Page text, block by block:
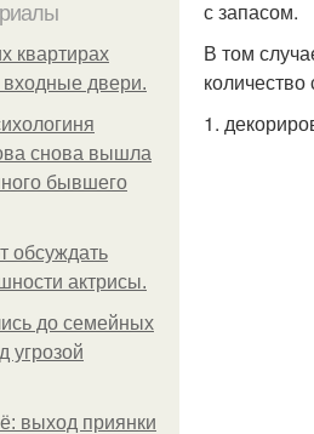
квартирах
входные двери.
снова вышла
бывшего
обсуждать
актрисы.
до семейных
угрозой
выход приянки
с запасом.
В том
1.